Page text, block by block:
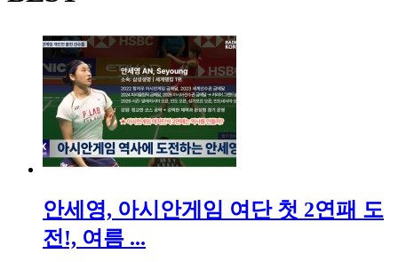
안세영, 아시안게임 여단 첫 2연패 도
전!, 여름 ...